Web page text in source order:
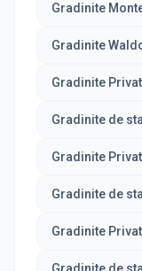
Gradinite
Gradinite
Gradinite
Gradinite de
Gradinite
Gradinite de
Gradinite